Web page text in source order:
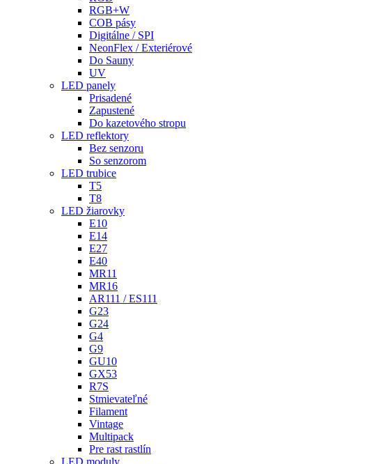
RGB+W
COB pásy
Digitálne / SPI
NeonFlex / Exteriérové
Do Sauny
UV
LED panely
Prisadené
Zapustené
Do kazetového stropu
LED reflektory
Bez senzoru
So senzorom
LED trubice
T5
T8
LED žiarovky
E10
E14
E27
E40
MR11
MR16
AR111 / ES111
G23
G24
G4
G9
GU10
GX53
R7S
Stmievateľné
Filament
Vintage
Multipack
Pre rast rastlín
LED moduly